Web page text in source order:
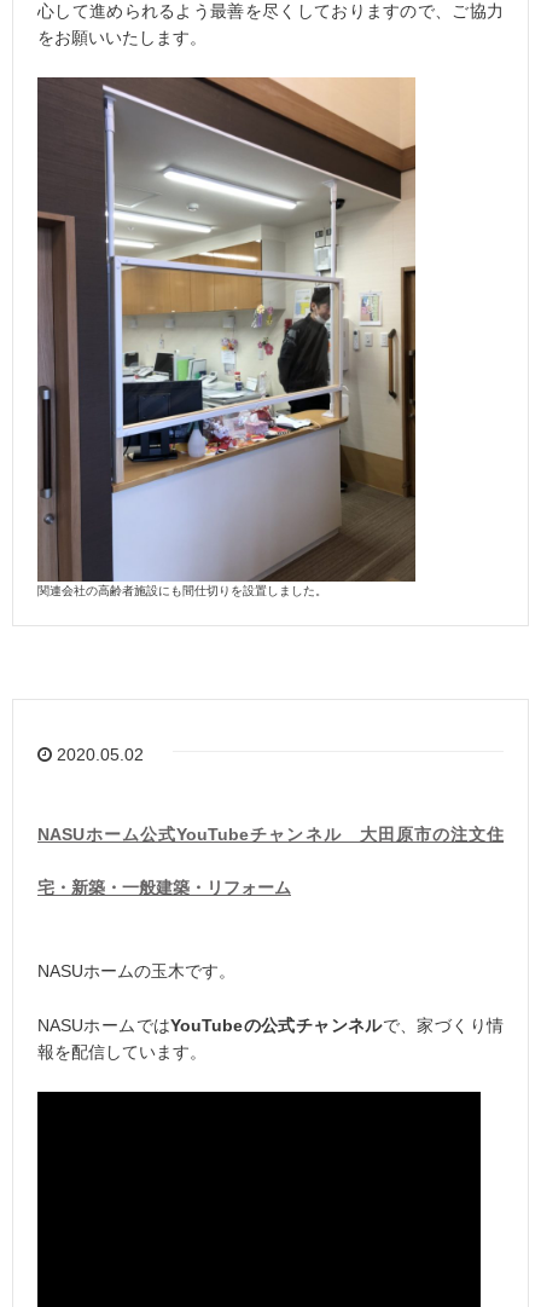
心して進められるよう最善を尽くしておりますので、ご協力
をお願いいたします。
関連会社の高齢者施設にも間仕切りを設置しました。
2020.05.02
NASUホーム公式YouTubeチャンネル 大田原市の注文住
宅・新築・一般建築・リフォーム
NASUホームの玉木です。
NASUホームではYouTubeの公式チャンネルで、家づくり情
報を配信しています。